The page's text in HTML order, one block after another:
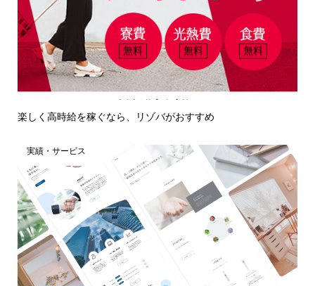
楽しく高時給を稼ぐなら、リゾバがおすすめ
実績・サービス